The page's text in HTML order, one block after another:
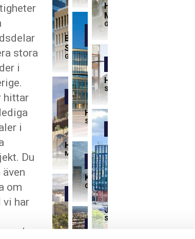
stora
i
hittar
i
Du
även
om
vi har
Brick
Studios
Göteborg
Habitat
Masthuggskajen
Göteborg
Hangar 5
Stockholm
Uthyrning
Hornsberg
Stockholm
Hyllie
Malmö
Kommande
Järva krog
Solna
Kineum
Göteborg
Referens
Kommande
Referens